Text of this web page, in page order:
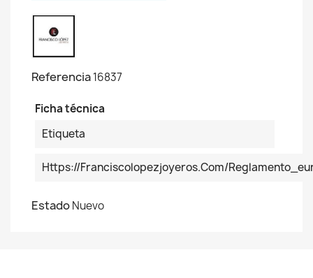
Referencia16837
Ficha técnica
Etiqueta
Https://franciscolopezjoyeros.com/
EstadoNuevo